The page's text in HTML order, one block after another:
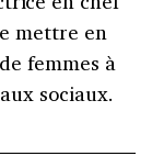
mettre en
femmes à
sociaux.